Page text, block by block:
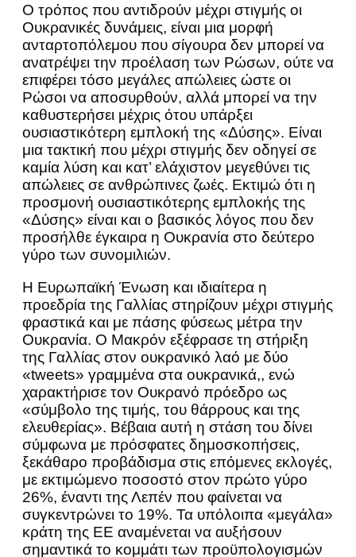
Ο τρόπος που αντιδρούν μέχρι στιγμής οι
Ουκρανικές δυνάμεις, είναι μια μορφή
ανταρτοπόλεμου που σίγουρα δεν μπορεί να
ανατρέψει την προέλαση των Ρώσων, ούτε να
επιφέρει τόσο μεγάλες απώλειες ώστε οι
Ρώσοι να αποσυρθούν, αλλά μπορεί να την
καθυστερήσει μέχρις ότου υπάρξει
ουσιαστικότερη εμπλοκή της «Δύσης». Είναι
μια τακτική που μέχρι στιγμής δεν οδηγεί σε
καμία λύση και κατ’ ελάχιστον μεγεθύνει τις
απώλειες σε ανθρώπινες ζωές. Εκτιμώ ότι η
προσμονή ουσιαστικότερης εμπλοκής της
«Δύσης» είναι και ο βασικός λόγος που δεν
προσήλθε έγκαιρα η Ουκρανία στο δεύτερο
γύρο των συνομιλιών.
Η Ευρωπαϊκή Ένωση και ιδιαίτερα η
προεδρία της Γαλλίας στηρίζουν μέχρι στιγμής
φραστικά και με πάσης φύσεως μέτρα την
Ουκρανία. Ο Μακρόν εξέφρασε τη στήριξη
της Γαλλίας στον ουκρανικό λαό με δύο
«tweets» γραμμένα στα ουκρανικά,, ενώ
χαρακτήρισε τον Ουκρανό πρόεδρο ως
«σύμβολο της τιμής, του θάρρους και της
ελευθερίας». Βέβαια αυτή η στάση του δίνει
σύμφωνα με πρόσφατες δημοσκοπήσεις,
ξεκάθαρο προβάδισμα στις επόμενες εκλογές,
με εκτιμώμενο ποσοστό στον πρώτο γύρο
26%, έναντι της Λεπέν που φαίνεται να
συγκεντρώνει το 19%. Τα υπόλοιπα «μεγάλα»
κράτη της ΕΕ αναμένεται να αυξήσουν
σημαντικά το κομμάτι των προϋπολογισμών